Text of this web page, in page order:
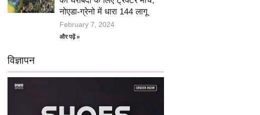
नोएडा-ग्रेनो में धारा 144 लागू
February 7, 2024
और पढ़ें »
विज्ञापन